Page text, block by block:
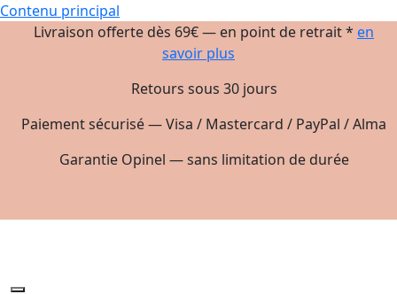
Contenu principal
Livraison offerte dès 69€ — en point de retrait * en
savoir plus
Retours sous 30 jours
Paiement sécurisé — Visa / Mastercard / PayPal / Alma
Garantie Opinel — sans limitation de durée